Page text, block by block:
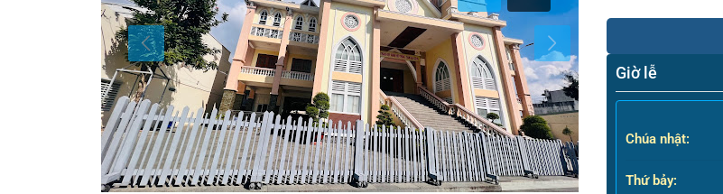
Giờ lễ
Chúa nhật:
Thứ bảy: